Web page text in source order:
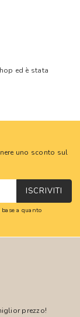
ed è stata
uno sconto sul
ISCRIVITI
a quanto
prezzo!